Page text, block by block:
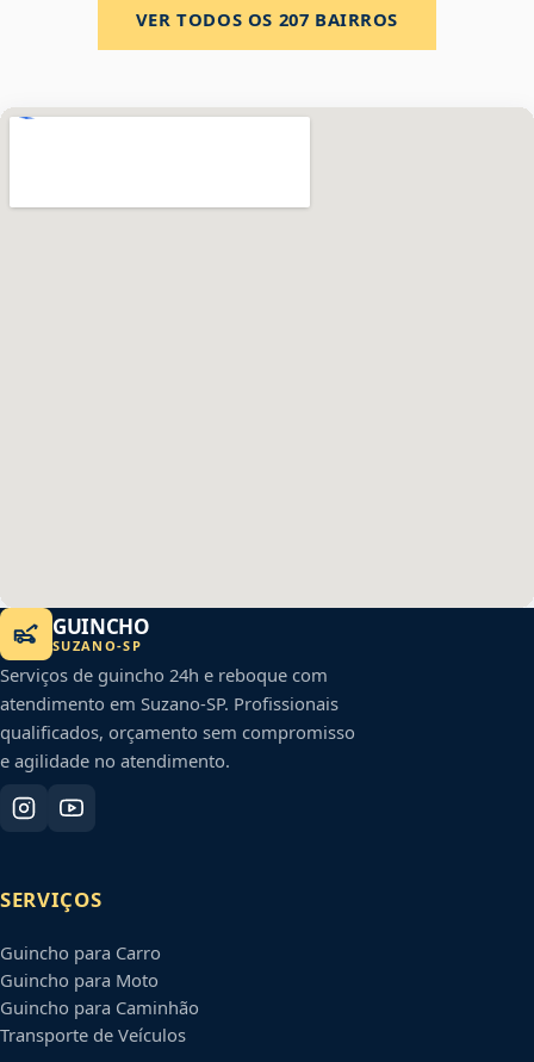
VER TODOS OS 207 BAIRROS
GUINCHO
SUZANO-SP
Serviços de guincho 24h e reboque com
atendimento em Suzano-SP. Profissionais
qualificados, orçamento sem compromisso
e agilidade no atendimento.
SERVIÇOS
Guincho para Carro
Guincho para Moto
Guincho para Caminhão
Transporte de Veículos